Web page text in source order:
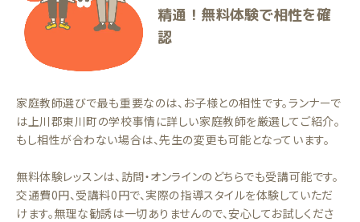
精通！無料体験で相性を確
認
家庭教師選びで最も重要なのは、お子様との相性です。ランナーで
は上川郡東川町の学校事情に詳しい家庭教師を厳選してご紹介。
もし相性が合わない場合は、先生の変更も可能となっています。
無料体験レッスンは、訪問・オンラインのどちらでも受講可能です。
交通費0円、受講料0円で、実際の指導スタイルを体験していただ
けます。無理な勧誘は一切ありませんので、安心してお試しくださ